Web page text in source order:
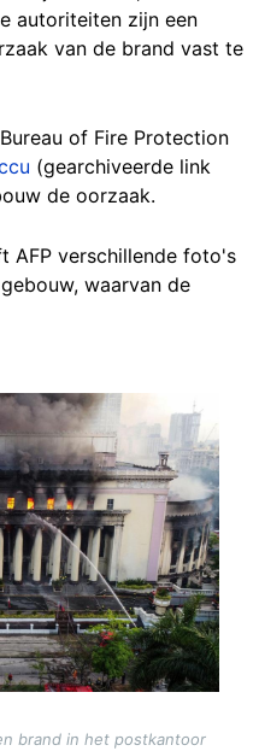
autoriteiten zijn een
van de brand vast te
of Fire Protection
(gearchiveerde link
de oorzaak.
AFP verschillende foto's
waarvan de
brand in het postkantoor